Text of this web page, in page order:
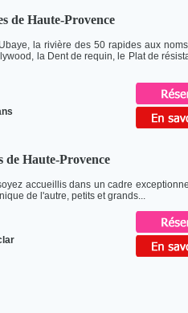
de Haute-Provence
la rivière des 50 rapides aux
la Dent de requin, le Plat de
de Haute-Provence
accueillis dans un cadre
de l'autre, petits et grands...